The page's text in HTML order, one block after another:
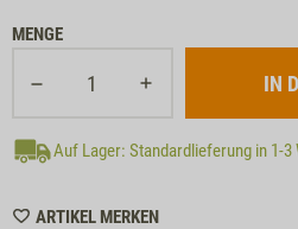
MENGE
Auf Lager: Standardlieferung in 1-3
ARTIKEL MERKENWISHLIST